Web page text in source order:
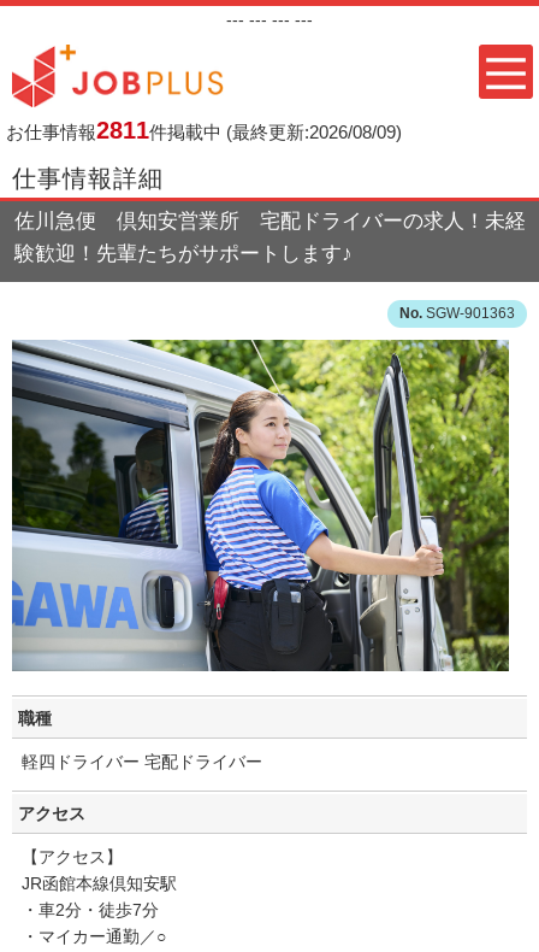
--- --- --- ---
お仕事情報2811件掲載中 (最終更新:2026/08/09)
仕事情報詳細
佐川急便 倶知安営業所 宅配ドライバーの求人！未経
験歓迎！先輩たちがサポートします♪
SGW-901363
職種
軽四ドライバー 宅配ドライバー
アクセス
【アクセス】
JR函館本線倶知安駅
・車2分・徒歩7分
・マイカー通勤／○